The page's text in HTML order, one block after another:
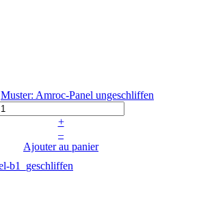
Muster: Amroc-Panel ungeschliffen
+
–
Ajouter au panier